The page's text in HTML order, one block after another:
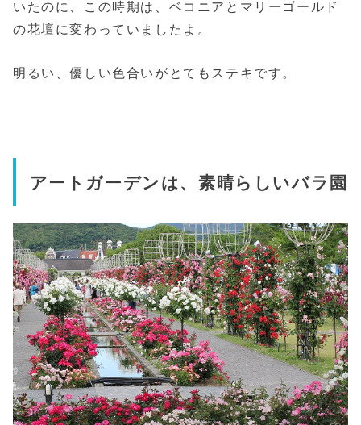
いたのに、この時期は、ベコニアとマリーゴールド
の花壇に変わっていましたよ。
明るい、優しい色合いがとてもステキです。
アートガーデンは、素晴らしいバラ園